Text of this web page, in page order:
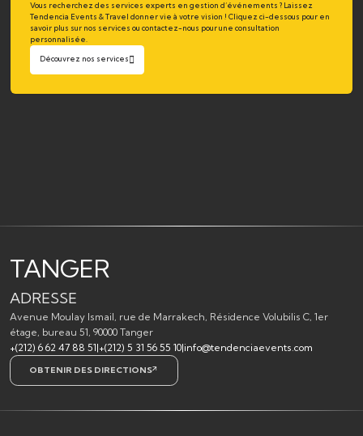
Vous recherchez des services experts en gestion d’événements ? Laissez
Tendencia Events & Travel donner vie à votre vision ! Cliquez ci-dessous pour en
savoir plus sur nos services ou contactez-nous pour une consultation
personnalisée.
Découvrez nos services
TANGER
ADRESSE
Avenue Moulay Ismail, rue de Marrakech, Résidence Volubilis C, 1er
étage, bureau 51, 90000 Tanger
+(212) 6 62 47 88 51|+(212) 5 31 56 55 10|info@tendenciaevents.com
OBTENIR DES DIRECTIONS